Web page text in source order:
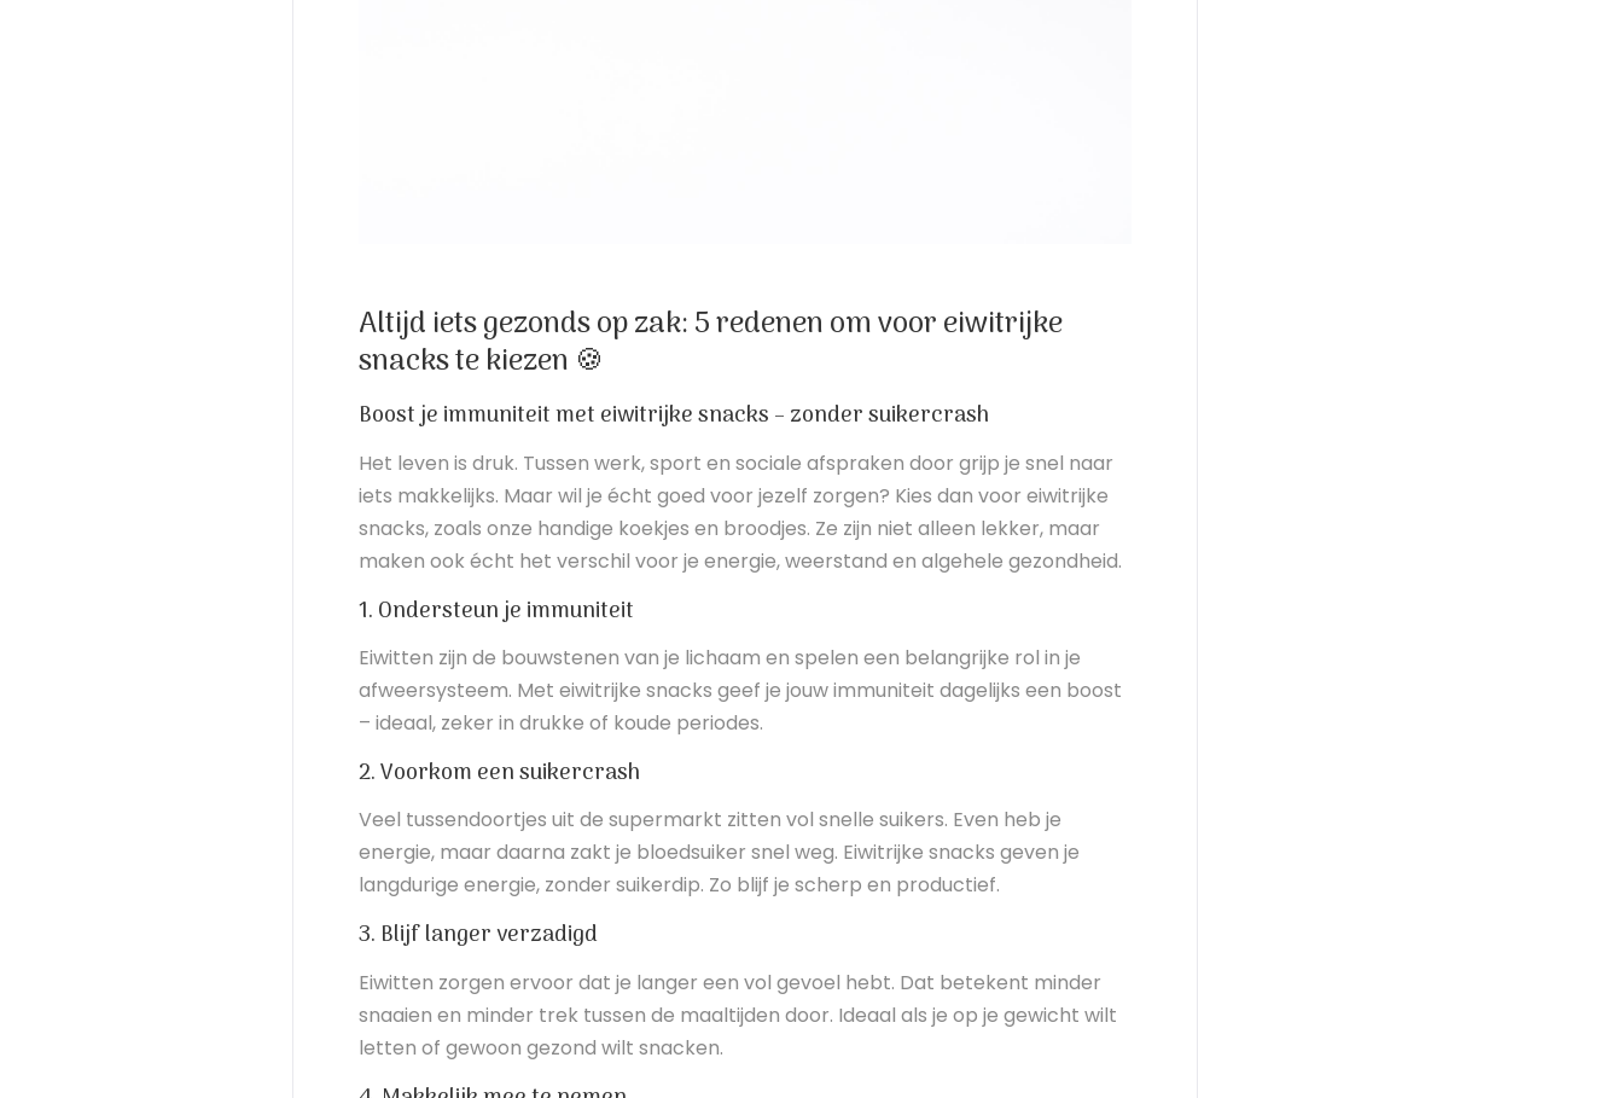
Altijd iets gezonds op zak: 5 redenen om voor eiwitrijke
snacks te kiezen 🍪
Boost je immuniteit met eiwitrijke snacks – zonder suikercrash
Het leven is druk. Tussen werk, sport en sociale afspraken door grijp je snel naar
iets makkelijks. Maar wil je écht goed voor jezelf zorgen? Kies dan voor eiwitrijke
snacks, zoals onze handige koekjes en broodjes. Ze zijn niet alleen lekker, maar
maken ook écht het verschil voor je energie, weerstand en algehele gezondheid.
1. Ondersteun je immuniteit
Eiwitten zijn de bouwstenen van je lichaam en spelen een belangrijke rol in je
afweersysteem. Met eiwitrijke snacks geef je jouw immuniteit dagelijks een boost
– ideaal, zeker in drukke of koude periodes.
2. Voorkom een suikercrash
Veel tussendoortjes uit de supermarkt zitten vol snelle suikers. Even heb je
energie, maar daarna zakt je bloedsuiker snel weg. Eiwitrijke snacks geven je
langdurige energie, zonder suikerdip. Zo blijf je scherp en productief.
3. Blijf langer verzadigd
Eiwitten zorgen ervoor dat je langer een vol gevoel hebt. Dat betekent minder
snaaien en minder trek tussen de maaltijden door. Ideaal als je op je gewicht wilt
letten of gewoon gezond wilt snacken.